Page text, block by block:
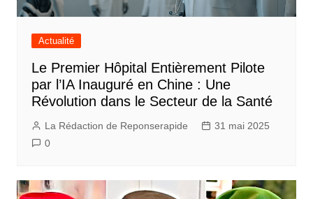
Actualité
Le Premier Hôpital Entièrement Pilote
par l’IA Inauguré en Chine : Une
Révolution dans le Secteur de la Santé
La Rédaction de Reponserapide
31 mai 2025
0